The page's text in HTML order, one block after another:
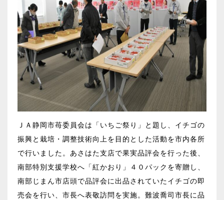
ＪＡ静岡市苺委員会は「いちご祭り」と題し、イチゴの
振興と栽培・調整技術向上を目的とした活動を市内各所
で行いました。あさはた支店で果実品評会を行った後、
南部特別支援学校へ「紅かおり」４０パックを寄贈し、
南部じまん市店頭で品評会に出品されていたイチゴの即
売会を行い、市長へ表敬訪問を実施。難波喬司市長に品